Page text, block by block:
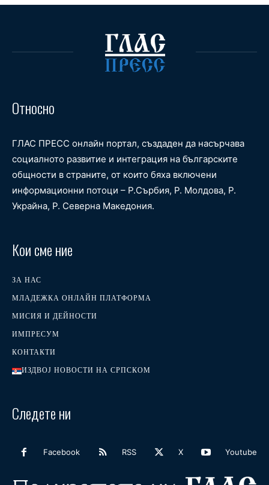
Относно
ГЛАС ПРЕСС онлайн портал, създаден да насърчава
социалното развитие и интеграция на българските
общности в страните, от които бяха включени
информационни потоци – Р.Сърбия, Р. Молдова, Р.
Украйна, Р. Северна Македония.
Кои сме ние
ЗА НАС
МЛАДЕЖКА ОНЛАЙН ПЛАТФОРМА
МИСИЯ И ДЕЙНОСТИ
ИМПРЕСУМ
КОНТАКТИ
ИЗДВОЈ НОВОСТИ НА СРПСКОМ
Следете ни
Facebook RSS X Youtube